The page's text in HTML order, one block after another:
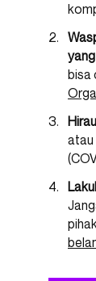
bisa
atau